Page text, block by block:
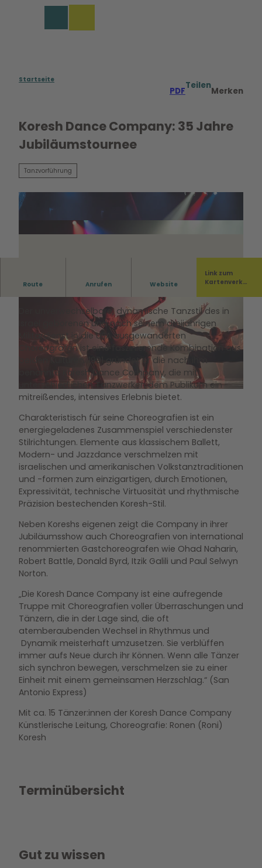
Startseite
PDF
Teilen
Merken
Koresh Dance Company: 35 Jahre
Jubiläumstournee
Tanzvorführung
© Stephanie Ramones
Route Anrufen Website
Link zum
Kartenverka
Der unverwechselbare, dynamische Tanzstil des in
Israel geborenen und nach seinem dreijährigen
Militärdienst in die USA ausgewanderten
Choreografen ist eine faszinierende Kombination aus
beiden Kulturen. 1991 gründet er die nach ihm
benannte Koresh Dance Company, die mit
unterschiedlichen Tanzwerken dem Publikum ein
mitreißendes, intensives Erlebnis bietet.
Charakteristisch für seine Choreografien ist ein
energiegeladenes Zusammenspiel verschiedenster
Stilrichtungen. Elemente aus klassischem Ballett,
Modern- und Jazzdance verschmelzen mit
israelischen und amerikanischen Volkstanztraditionen
und -formen zum einzigartigen, durch Emotionen,
Expressivität, technische Virtuosität und rhythmische
Präzision bestechenden Koresh-Stil.
Neben Koreshs eigenen zeigt die Company in ihrer
Jubiläumsshow auch Choreografien von international
renommierten Gastchoreografen wie Ohad Naharin,
Robert Battle, Donald Byrd, Itzik Galili und Paul Selwyn
Norton.
„Die Koresh Dance Company ist eine aufregende
Truppe mit Choreografien voller Überraschungen und
Tänzern, die in der Lage sind, die oft
atemberaubenden Wechsel in Rhythmus und
Dynamik meisterhaft umzusetzen. Sie verblüffen
immer aufs Neue durch ihr Können. Wenn alle Tänzer
sich synchron bewegen, verschmelzen sie zu einer
Einheit mit einem gemeinsamen Herzschlag.“ (San
Antonio Express)
Mit ca. 15 Tänzer:innen der Koresh Dance Company
Künstlerische Leitung, Choreografie: Ronen (Roni)
Koresh
Terminübersicht
Gut zu wissen